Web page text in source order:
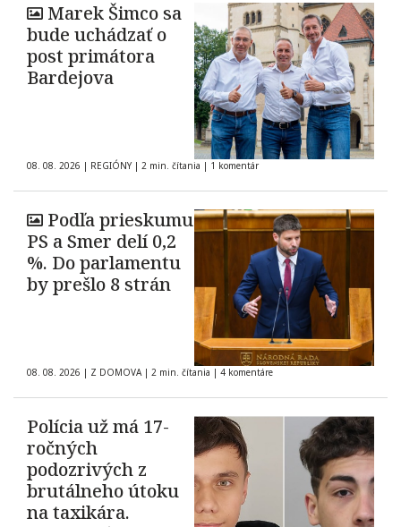
Marek Šimco sa
bude uchádzať o
post primátora
Bardejova
08. 08. 2026 | REGIÓNY | 2 min. čítania | 1 komentár
Podľa prieskumu
PS a Smer delí 0,2
%. Do parlamentu
by prešlo 8 strán
08. 08. 2026 | Z DOMOVA | 2 min. čítania | 4 komentáre
Polícia už má 17-
ročných
podozrivých z
brutálneho útoku
na taxikára.